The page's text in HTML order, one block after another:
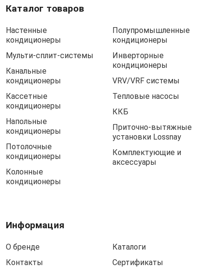
Каталог товаров
Настенные
кондиционеры
Мульти-сплит-системы
Канальные
кондиционеры
Кассетные
кондиционеры
Напольные
кондиционеры
Потолочные
кондиционеры
Колонные
кондиционеры
Полупромышленные
кондиционеры
Инверторные
кондиционеры
VRV/VRF системы
Тепловые насосы
ККБ
Приточно-вытяжные
установки Lossnay
Комплектующие и
аксессуары
Информация
О бренде
Контакты
Каталоги
Сертификаты